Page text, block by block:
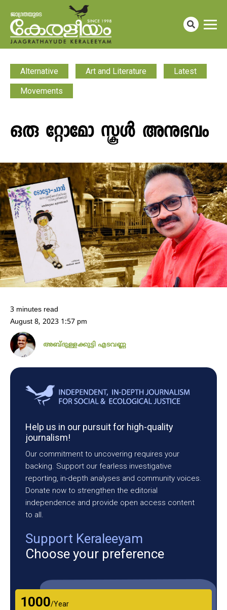
Alternative Art and Literature Latest
Movements
ഒരു റ്റോമോ സ്കൂൾ അനുഭവം
3 minutes read
August 8, 2023 1:57 pm
അബ്ദുള്ളക്കുട്ടി എടവണ്ണ
Help us in our pursuit for high-quality
journalism!
Our commitment to uncovering requires your
backing. Support our fearless investigative
reporting, in-depth analyses and community voices.
Donate now to strengthen the editorial
independence and provide open access content
to all.
Support Keraleeyam
Choose your preference
₹1000/Year